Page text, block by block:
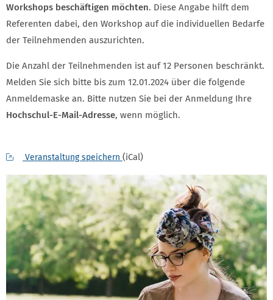
Workshops beschäftigen möchten. Diese Angabe hilft dem
Referenten dabei, den Workshop auf die individuellen Bedarfe
der Teilnehmenden auszurichten.
Die Anzahl der Teilnehmenden ist auf 12 Personen beschränkt.
Melden Sie sich bitte bis zum 12.01.2024 über die folgende
Anmeldemaske an. Bitte nutzen Sie bei der Anmeldung Ihre
Hochschul-E-Mail-Adresse, wenn möglich.
Veranstaltung speichern (iCal)